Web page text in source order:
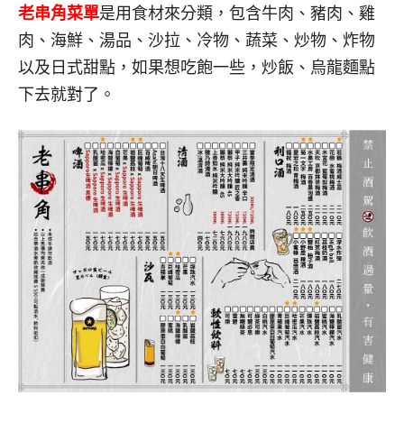
老串角菜單是用食材來分類，包含牛肉、豬肉、雞
肉、海鮮、湯品、沙拉、冷物、蔬菜、炒物、炸物
以及日式甜點，如果想吃飽一些，炒飯、烏龍麵點
下去就對了。